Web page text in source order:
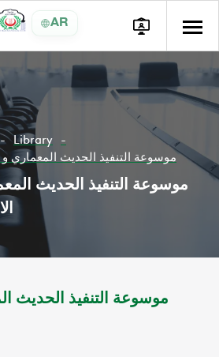
AR
Library
موسوعة التنفيذ الحديث المعماري و
موسوعة التنفيذ الحديث
موسوعة التنفيذ الحديث